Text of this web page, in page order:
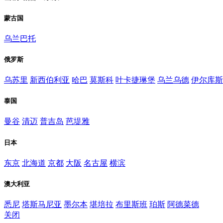
蒙古国
乌兰巴托
俄罗斯
乌苏里 新西伯利亚 哈巴 莫斯科 叶卡捷琳堡 乌兰乌德 伊尔库
泰国
曼谷 清迈 普吉岛 芭堤雅
日本
东京 北海道 京都 大阪 名古屋 横滨
澳大利亚
悉尼 塔斯马尼亚 墨尔本 堪培拉 布里斯班 珀斯 阿德菜德
关闭